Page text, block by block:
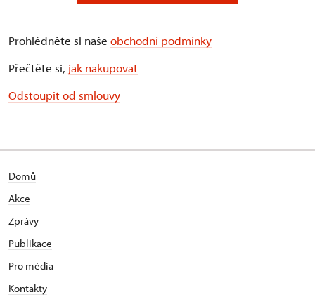
Prohlédněte si naše obchodní podmínky
Přečtěte si, jak nakupovat
Odstoupit od smlouvy
Domů
Akce
Zprávy
Publikace
Pro média
Kontakty